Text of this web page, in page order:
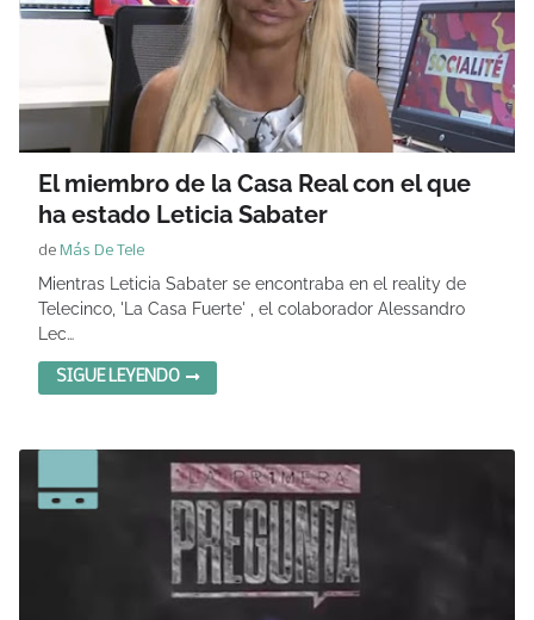
El miembro de la Casa Real con el que
ha estado Leticia Sabater
de Más De Tele
Mientras Leticia Sabater se encontraba en el reality de
Telecinco, 'La Casa Fuerte' , el colaborador Alessandro
Lec…
SIGUE LEYENDO